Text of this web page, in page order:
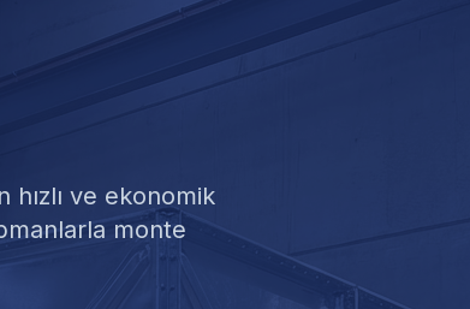
Montajı
ve ekonomik
monte